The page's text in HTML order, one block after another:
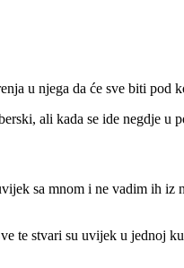
u njega da će sve biti pod
ali kada se ide negdje u
sa mnom i ne vadim ih
te stvari su uvijek u jednoj